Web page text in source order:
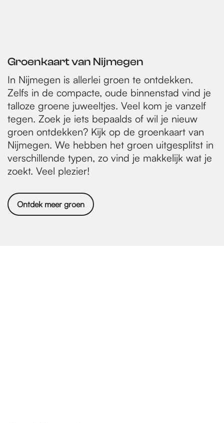
Groenkaart van Nijmegen
In Nijmegen is allerlei groen te ontdekken.
Zelfs in de compacte, oude binnenstad vind je
talloze groene juweeltjes. Veel kom je vanzelf
tegen. Zoek je iets bepaalds of wil je nieuw
groen ontdekken? Kijk op de groenkaart van
Nijmegen. We hebben het groen uitgesplitst in
verschillende typen, zo vind je makkelijk wat je
zoekt. Veel plezier!
Ontdek meer groen